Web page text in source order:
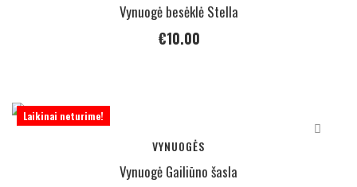
Vynuogė besėklė Stella
€10.00
Laikinai neturime!
VYNUOGĖS
Vynuogė Gailiūno šasla